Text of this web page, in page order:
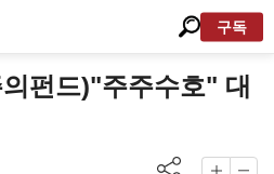
구독
펀드)"주주수호" 대